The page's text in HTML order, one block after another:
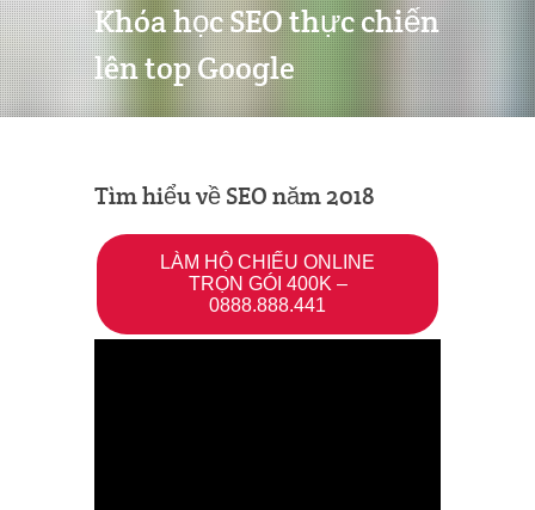
Khóa học SEO thực chiến
lên top Google
Tìm hiểu về SEO năm 2018
LÀM HỘ CHIẾU ONLINE
TRỌN GÓI 400K –
0888.888.441